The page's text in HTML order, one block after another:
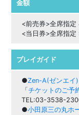
金額
<前売券>全席指
<当日券>全席指
プレイガイド
●Zen-A(ゼンエイ)
「 チケットのご予
TEL:03-3538-
●小田原三の丸ホ